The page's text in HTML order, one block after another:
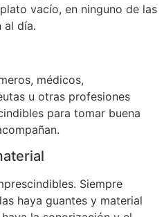
vacío, en ninguno de las
al día.
médicos,
u otras profesiones
para tomar buena
Siempre
haya guantes y material